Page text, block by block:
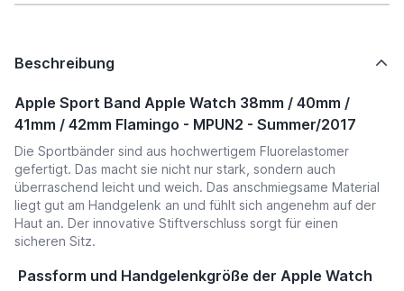
Beschreibung
Apple Sport Band Apple Watch 38mm / 40mm /
41mm / 42mm Flamingo - MPUN2 - Summer/2017
Die Sportbänder sind aus hochwertigem Fluorelastomer
gefertigt. Das macht sie nicht nur stark, sondern auch
überraschend leicht und weich. Das anschmiegsame Material
liegt gut am Handgelenk an und fühlt sich angenehm auf der
Haut an. Der innovative Stiftverschluss sorgt für einen
sicheren Sitz.
Passform und Handgelenkgröße der Apple Watch